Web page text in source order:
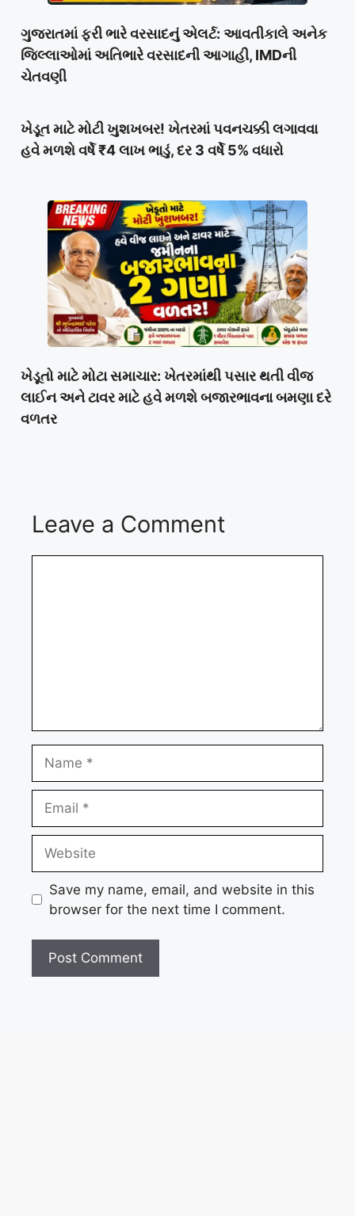
ગુજરાતમાં ફરી ભારે વરસાદનું એલર્ટ: આવતીકાલે અનેક
જિલ્લાઓમાં અતિભારે વરસાદની આગાહી, IMDની
ચેતવણી
ખેડૂત માટે મોટી ખુશખબર! ખેતરમાં પવનચક્કી લગાવવા
હવે મળશે વર્ષે ₹4 લાખ ભાડું, દર 3 વર્ષે 5% વધારો
ખેડૂતો માટે મોટા સમાચાર: ખેતરમાંથી પસાર થતી વીજ
લાઈન અને ટાવર માટે હવે મળશે બજારભાવના બમણા દરે
વળતર
Leave a Comment
Save my name, email, and website in this
browser for the next time I comment.